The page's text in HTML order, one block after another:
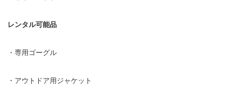
レンタル可能品
・専用ゴーグル
・アウトドア用ジャケット